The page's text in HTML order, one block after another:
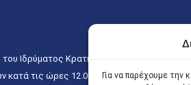
Για να παρέχουμε την
Ιδρύματος Κρατικών Υποτροφιών (Λ.
κατά τις ώρες 12.00 – 15.00. Η είσοδος